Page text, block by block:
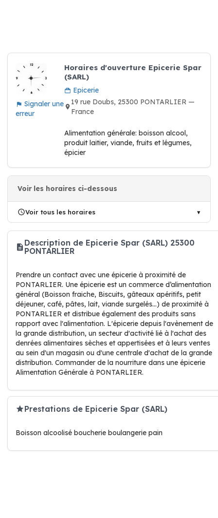
Signaler une
erreur
Horaires d'ouverture Epicerie Spar
(SARL)
Epicerie
19 rue Doubs, 25300 PONTARLIER —
France
Alimentation générale: boisson alcool,
produit laitier, viande, fruits et légumes,
épicier
Voir les horaires ci-dessous
Voir tous les horaires
Description de Epicerie Spar (SARL) 25300
PONTARLIER
Prendre un contact avec une épicerie à proximité de
PONTARLIER. Une épicerie est un commerce d’alimentation
général (Boisson fraiche, Biscuits, gâteaux apéritifs, petit
déjeuner, café, pâtes, lait, viande surgelés…) de proximité à
PONTARLIER et distribue également des produits sans
rapport avec l'alimentation. L'épicerie depuis l'avènement de
la grande distribution, un secteur d'activité lié à l'achat des
denrées alimentaires sèches et appertisées et à leurs ventes
au sein d'un magasin ou d'une centrale d'achat de la grande
distribution. Commander de la nourriture dans une épicerie
Alimentation Générale à PONTARLIER.
Prestations de Epicerie Spar (SARL)
Boisson alcoolisé boucherie boulangerie pain